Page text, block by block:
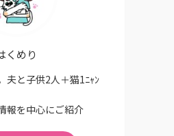
くめり
子供2人＋猫1ﾆｬﾝ
中心にご紹介